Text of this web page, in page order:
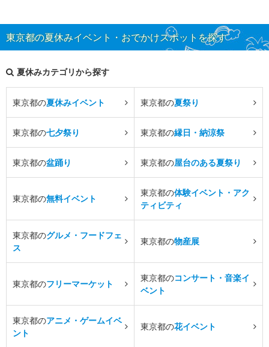
東京都の夏休みイベント・おでかけスポットを探す
夏休みカテゴリから探す
東京都の夏休みイベント 東京都の夏祭り
東京都の七夕祭り 東京都の縁日・納涼祭
東京都の盆踊り 東京都の屋台のある夏祭り
東京都の無料イベント
東京都の体験イベント・アク
ティビティ
東京都のグルメ・フードフェ
ス
東京都の物産展
東京都のフリーマーケット
東京都のコンサート・音楽イ
ベント
東京都のアニメ・ゲームイベ
ント
東京都の花イベント